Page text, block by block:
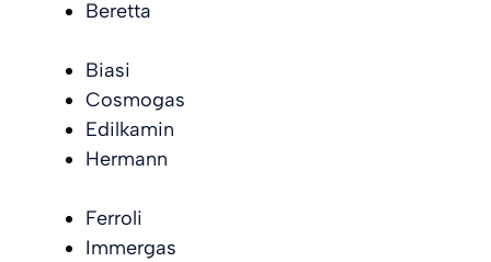
Beretta
Biasi
Cosmogas
Edilkamin
Hermann
Ferroli
Immergas